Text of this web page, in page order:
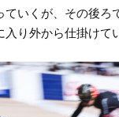
ていくが、その後ろ
り外から仕掛けて